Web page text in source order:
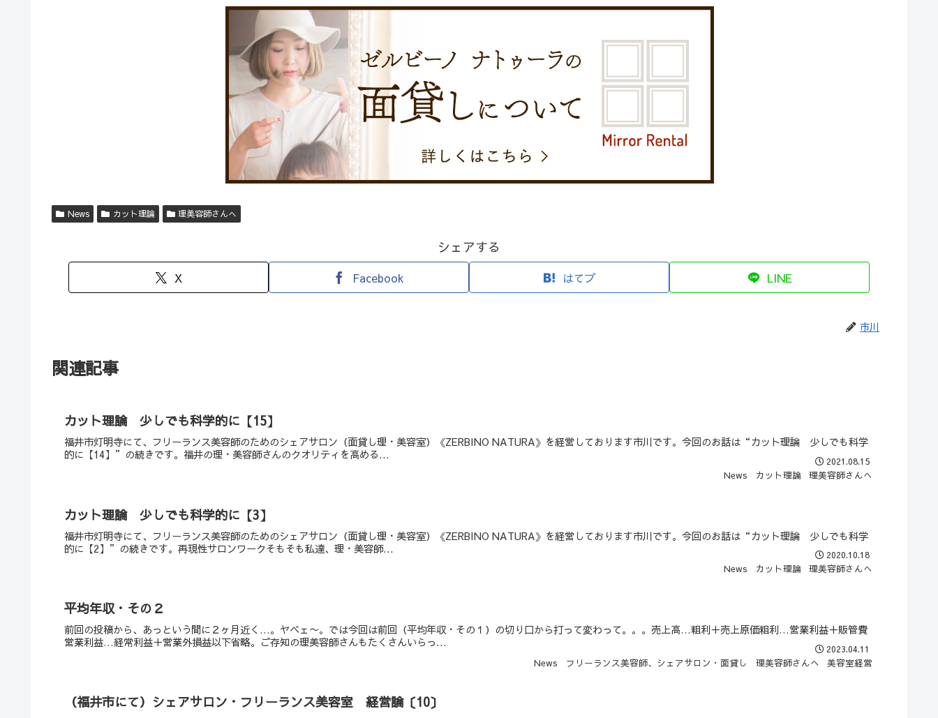
News カット理論 理美容師さんへ
シェアする
X Facebook はてブ LINE
市川
関連記事
カット理論 少しでも科学的に【15】
福井市灯明寺にて、フリーランス美容師のためのシェアサロン（面貸し理・美容室）《ZERBINO NATURA》を経営しております市川です。今回のお話は“カット理論 少しでも科学
的に【14】”の続きです。福井の理・美容師さんのクオリティを高める...
2021.08.15
News
カット理論 理美容師さんへ
カット理論 少しでも科学的に【3】
福井市灯明寺にて、フリーランス美容師のためのシェアサロン（面貸し理・美容室）《ZERBINO NATURA》を経営しております市川です。今回のお話は“カット理論 少しでも科学
的に【2】”の続きです。再現性サロンワークそもそも私達、理・美容師...
2020.10.18
News
カット理論 理美容師さんへ
平均年収・その２
前回の投稿から、あっという間に２ヶ月近く…。ヤベェ〜。では今回は前回（平均年収・その１）の切り口から打って変わって。。。売上高…粗利＋売上原価粗利…営業利益＋販管費
営業利益…経常利益＋営業外損益以下省略。ご存知の理美容師さんもたくさんいらっ...
2023.04.11
News
フリーランス美容師、シェアサロン・面貸し 理美容師さんへ 美容室経営
（福井市にて）シェアサロン・フリーランス美容室 経営論〔10〕